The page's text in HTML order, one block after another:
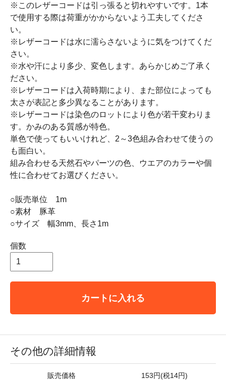
※このレザーコードは引っ張ると切れやすいです。1本
で使用する際は荷重がかからないよう工夫してくださ
い。
※レザーコードは水に濡らさないように気をつけてくだ
さい。
※水や汗により多少、変色します。あらかじめご了承く
ださい。
※レザーコードは入荷時期により、また部位によっても
太さが表記と多少異なることがあります。
※レザーコードは染色のロットにより色が若干変わりま
す。かみのある質感が特色。
単色で使ってもいいけれど、2～3色組み合わせて使うの
も面白い。
組み合わせる天然石やパーツの色、ウエアのカラーや個
性に合わせてお選びください。
○販売単位 1m
○素材 豚革
○サイズ 幅3mm、長さ1m
個数
カートに入れる
その他の詳細情報
販売価格 153円(税14円)